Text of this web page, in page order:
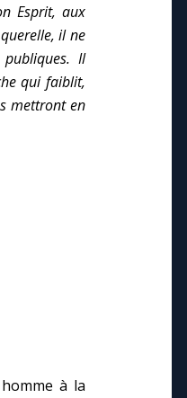
Esprit, aux
il ne
Il
qui faiblit,
mettront en
à la